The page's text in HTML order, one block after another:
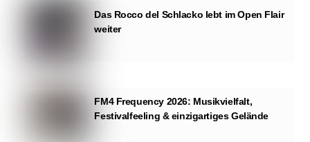
Das Rocco del Schlacko lebt im Open Flair
weiter
FM4 Frequency 2026: Musikvielfalt,
Festivalfeeling & einzigartiges Gelände